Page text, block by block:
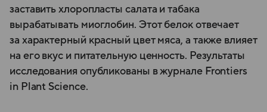
заставить хлоропласты салата и табака
вырабатывать миоглобин. Этот белок отвечает
за характерный красный цвет мяса, а также влияет
на его вкус и питательную ценность. Результаты
исследования опубликованы в журнале Frontiers
in Plant Science.